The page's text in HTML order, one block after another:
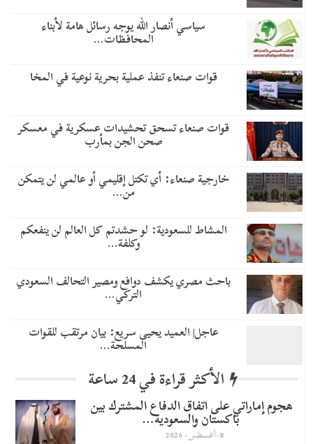
سياسي أنصار الله يوجه رسائل هامة لأبناء
المحافظات…
قوات صنعاء تنفذ عملية بحرية نوعية في المخا
قوات صنعاء تسحق تحشيدات عسكرية في معسكر
صحن الجن بمأرب
خارجية صنعاء: أي تكتل إقليمي أو عالمي لن يتمكن
من…
المشاط للسعودية: لو حشدتم كل العالم لن ينفعكم
وكلفة…
باحث مصري يكشف دوافع ومصير التحالف السعودي
التركي…
عاجل| العميد يحيى سريع: بيان مرتقب للقوات
المسلحة…
الأكثر قراءة في 24 ساعة
هجوم إماراتي على اتفاق الدفاع المشترك بين
باكستان والسعودية…
8-أغسطس- 2026